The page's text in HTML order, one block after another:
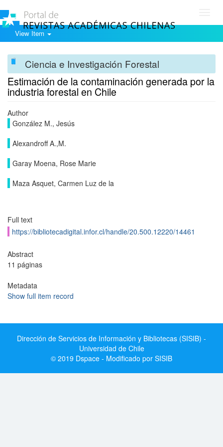
View Item
Ciencia e Investigación Forestal
Estimación de la contaminación generada por la
industria forestal en Chile
Author
González M., Jesús
Alexandroff A.,M.
Garay Moena, Rose Marie
Maza Asquet, Carmen Luz de la
Full text
https://bibliotecadigital.infor.cl/handle/20.500.12220/14461
Abstract
11 páginas
Metadata
Show full item record
Dirección de Servicios de Información y Bibliotecas (SISIB) -
Universidad de Chile
© 2019 Dspace - Modificado por SISIB